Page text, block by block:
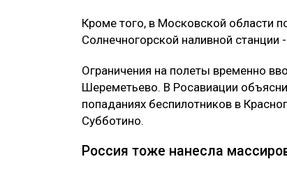
Кроме того, в Московской области
Солнечногорской наливной станции
Ограничения на полеты временно
Шереметьево. В Росавиации
попаданиях беспилотников в
Субботино.
Россия тоже нанесла